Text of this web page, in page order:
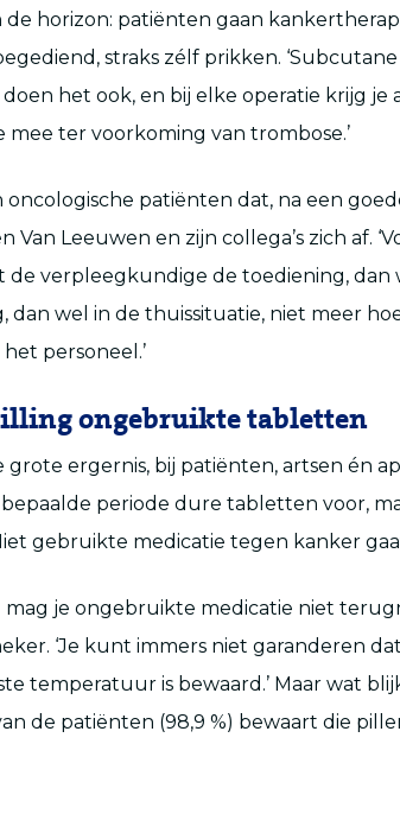
de horizon: patiënten gaan
straks zélf prikken.
het ook, en bij elke operatie krijg je
mee ter voorkoming van trombose.’
oncologische patiënten dat, na een
Van Leeuwen en zijn collega’s zich af.
de verpleegkundige de toediening, dan
dan wel in de thuissituatie, niet meer
personeel.’
ongebruikte tabletten
grote ergernis, bij patiënten, artsen én
periode dure tabletten voor,
gebruikte medicatie tegen kanker
mag je ongebruikte medicatie niet
‘Je kunt immers niet garanderen
temperatuur is bewaard.’ Maar wat
de patiënten (98,9 %) bewaart die